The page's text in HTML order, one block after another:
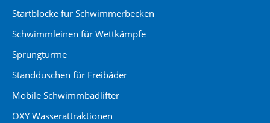
Startblöcke für Schwimmerbecken
Schwimmleinen für Wettkämpfe
Sprungtürme
Standduschen für Freibäder
Mobile Schwimmbadlifter
OXY Wasserattraktionen